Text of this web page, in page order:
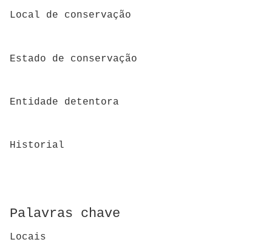
Local de conservação
Estado de conservação
Entidade detentora
Historial
Palavras chave
Locais